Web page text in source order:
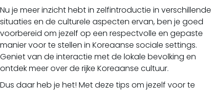
Nu je meer inzicht hebt in zelfintroductie in verschillende
situaties en de culturele aspecten ervan, ben je goed
voorbereid om jezelf op een respectvolle en gepaste
manier voor te stellen in Koreaanse sociale settings.
Geniet van de interactie met de lokale bevolking en
ontdek meer over de rijke Koreaanse cultuur.
Dus daar heb je het! Met deze tips om jezelf voor te